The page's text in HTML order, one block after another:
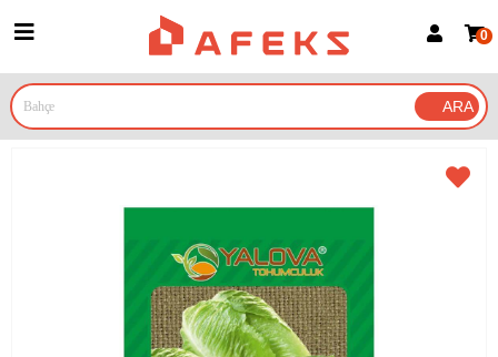
Google İle Bağlan
0